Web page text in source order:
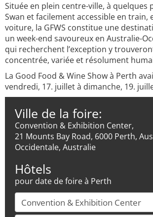
Située en plein centre-ville, à quelques
Swan et facilement accessible en train,
voiture, la GFWS constitue une
un week-end savoureux en Australie-
qui recherchent l’exception y
concentrée, variée et résolument
La Good Food & Wine Show à Perth
vendredi, 17. juillet à dimanche, 19.
Ville de la foire:
Convention & Exhibition Center,
21 Mounts Bay Road, 6000 Perth,
Occidentale, Australie
Hôtels
pour date de foire à Perth